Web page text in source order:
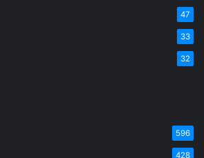
47
33
32
596
428